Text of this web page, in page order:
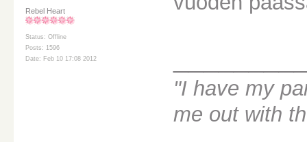
Rebel Heart
Status: Offline
Posts: 1596
Date: Feb 10 17:08 2012
"I have my
me out with